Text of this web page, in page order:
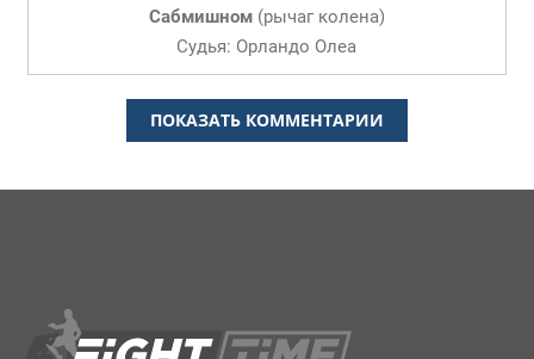
Сабмишном(рычаг колена)
Судья: Орландо Олеа
ПОКАЗАТЬ КОММЕНТАРИИ